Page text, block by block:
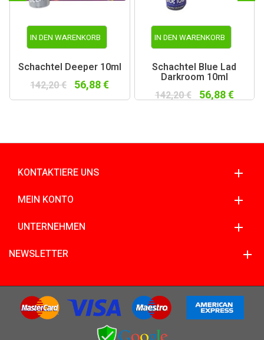
IN DEN WARENKORB
Schachtel Deeper 10ml
142,20 € 56,88 €
IN DEN WARENKORB
Schachtel Blue Lad
Darkroom 10ml
142,20 € 56,88 €
KONTAKTIERE UNS
MEIN KONTO
UNTERNEHMEN
NEWSLETTER